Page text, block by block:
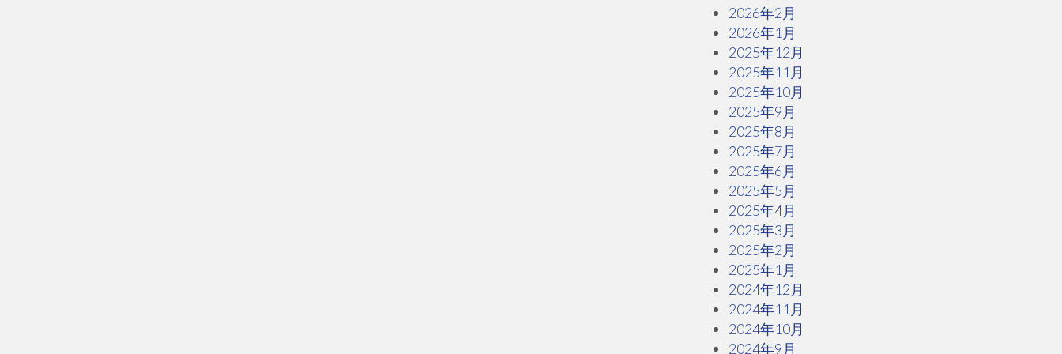
2026年2月
2026年1月
2025年12月
2025年11月
2025年10月
2025年9月
2025年8月
2025年7月
2025年6月
2025年5月
2025年4月
2025年3月
2025年2月
2025年1月
2024年12月
2024年11月
2024年10月
2024年9月